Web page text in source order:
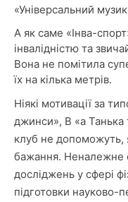
«Універсальний
А як саме «Інва-
інвалідністю та
Вона не помітила
їх на кілька метрів.
Ніякі мотивації за
джинси», В «а Танька
клуб не допоможуть,
бажання. Неналежне
досліджень у сфері
підготовки науково-